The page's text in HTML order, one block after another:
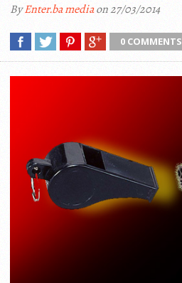
ByEnter.ba mediaon 27/03/2014
0 COMMENTS